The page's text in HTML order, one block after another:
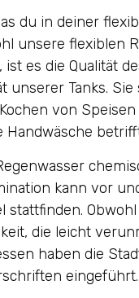
du in deiner
unsere flexiblen
es die Qualität
Tanks.
von
kann vor
stattfinden.
die leicht
haben die
eingeführt.